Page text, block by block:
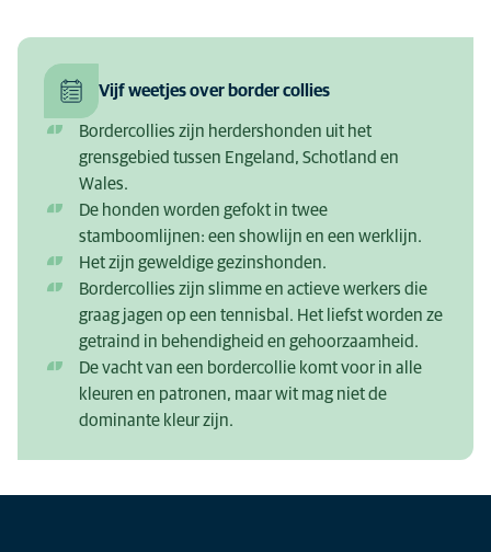
Vijf weetjes over border collies
Bordercollies zijn herdershonden uit het
grensgebied tussen Engeland, Schotland en
Wales.
De honden worden gefokt in twee
stamboomlijnen: een showlijn en een werklijn.
Het zijn geweldige gezinshonden.
Bordercollies zijn slimme en actieve werkers die
graag jagen op een tennisbal. Het liefst worden ze
getraind in behendigheid en gehoorzaamheid.
De vacht van een bordercollie komt voor in alle
kleuren en patronen, maar wit mag niet de
dominante kleur zijn.